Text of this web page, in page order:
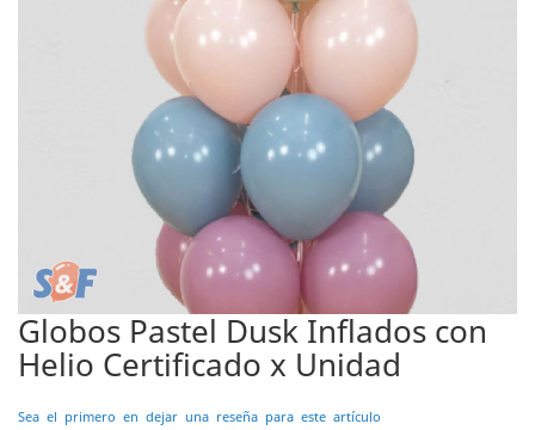
Globos Pastel Dusk Inflados con
Helio Certificado x Unidad
Sea el primero en dejar una reseña para este artículo
Saltar
comienzo
la